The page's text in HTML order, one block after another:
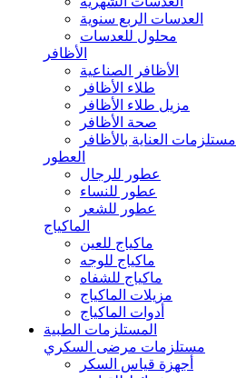
العدسات الربع سنوية
محلول للعدسات
الأظافر
الأظافر الصناعية
طلاء الأظافر
مزيل طلاء الأظافر
صحة الأظافر
مستلزمات العناية بالأظافر
العطور
عطور للرجال
عطور للنساء
عطور للشعر
الماكياج
ماكياج للعين
ماكياج للوجه
ماكياج للشفاه
مزيلات الماكياج
أدوات الماكياج
المستلزمات الطبية
مستلزمات مرضى السكري
أجهزة قياس السكر